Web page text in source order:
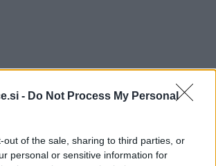
- Do Not Process My Personal
out of the sale, sharing to third parties, or
personal or sensitive information for
nestrpnosti. Komentarji z žaljivimi,
ali nezakonitimi vsebinami bodo